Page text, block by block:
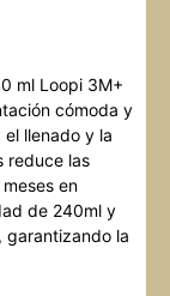
ml Loopi 3M+
cómoda y
llenado y la
reduce las
en
de 240ml y
garantizando la